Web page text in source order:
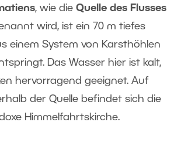
, wie die Quelle des Flusses
wird, ist ein 70 m tiefes
einem System von Karsthöhlen
Das Wasser hier ist kalt,
hervorragend geeignet. Auf
der Quelle befindet sich die
Himmelfahrtskirche.